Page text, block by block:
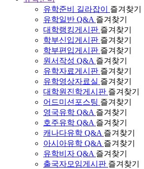
유학준비 길라잡이
즐겨찾기
유학일반 Q&A 즐겨찾기
대학랭킹게시판 즐겨찾기
학부신입게시판 즐겨찾기
학부편입게시판 즐겨찾기
원서작성 Q&A 즐겨찾기
유학자료게시판 즐겨찾기
유학영상자료실 즐겨찾기
대학원진학게시판 즐겨찾기
어드미션포스팅 즐겨찾기
영국유학 Q&A 즐겨찾기
호주유학 Q&A 즐겨찾기
캐나다유학 Q&A 즐겨찾기
아시아유학 Q&A 즐겨찾기
유학비자 Q&A 즐겨찾기
출국자모임게시판 즐겨찾기